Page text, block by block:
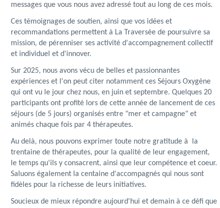
messages que vous nous avez adressé tout au long de ces mois.
Ces témoignages de soutien, ainsi que vos idées et
recommandations permettent à La Traversée de poursuivre sa
mission, de pérenniser ses activité d'accompagnement collectif
et individuel et d'innover.
Sur 2025, nous avons vécu de belles et passionnantes
expériences et l'on peut citer notamment ces Séjours Oxygène
qui ont vu le jour chez nous, en juin et septembre. Quelques 20
participants ont profité lors de cette année de lancement de ces
séjours (de 5 jours) organisés entre "mer et campagne" et
animés chaque fois par 4 thérapeutes.
Au delà, nous pouvons exprimer toute notre gratitude à la
trentaine de thérapeutes, pour la qualité de leur engagement,
le temps qu'ils y consacrent, ainsi que leur compétence et coeur.
Saluons également la centaine d'accompagnés qui nous sont
fidèles pour la richesse de leurs initiatives.
Soucieux de mieux répondre aujourd'hui et demain à ce défi que